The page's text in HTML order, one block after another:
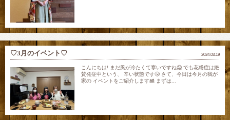
2024.03.19
♡3月のイベント♡
こんにちは! まだ風が冷たくて寒いですね🥶 でも花粉症は絶
賛発症中という、 辛い状態です🤧 さて、今日は今月の我が
家の イベントをご紹介します🎎 まずは...